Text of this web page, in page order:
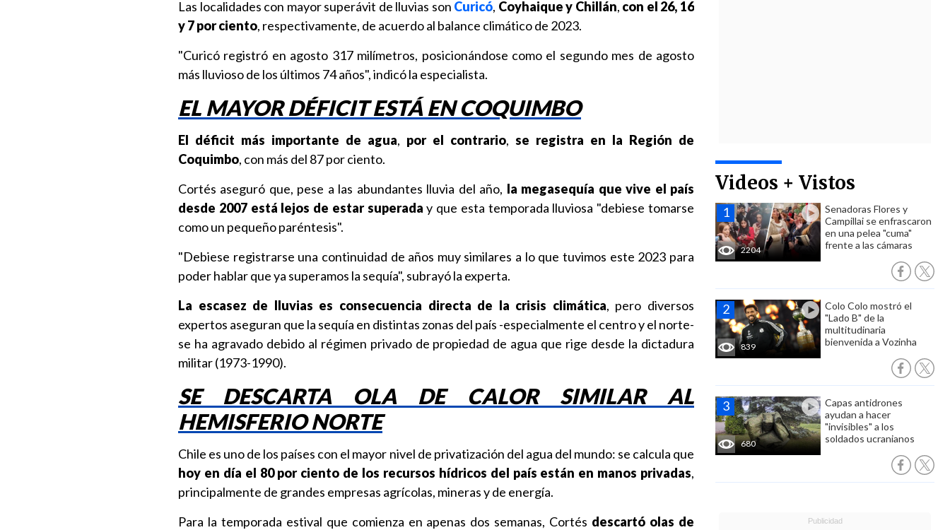
Videos + Vistos
2204
Senadoras Flores y
Campillai se enfrascaron
en una pelea "cuma"
frente a las cámaras
839
Colo Colo mostró el
"Lado B" de la
multitudinaria
bienvenida a Vozinha
680
Capas antidrones
ayudan a hacer
"invisibles" a los
soldados ucranianos
Las localidades con mayor superávit de lluvias son Curicó, Coyhaique y Chillán, con el 26, 16
y 7 por ciento, respectivamente, de acuerdo al balance climático de 2023.
"Curicó registró en agosto 317 milímetros, posicionándose como el segundo mes de agosto
más lluvioso de los últimos 74 años", indicó la especialista.
EL MAYOR DÉFICIT ESTÁ EN COQUIMBO
El déficit más importante de agua, por el contrario, se registra en la Región de
Coquimbo, con más del 87 por ciento.
Cortés aseguró que, pese a las abundantes lluvia del año, la megasequía que vive el país
desde 2007 está lejos de estar superada y que esta temporada lluviosa "debiese tomarse
como un pequeño paréntesis".
"Debiese registrarse una continuidad de años muy similares a lo que tuvimos este 2023 para
poder hablar que ya superamos la sequía", subrayó la experta.
La escasez de lluvias es consecuencia directa de la crisis climática, pero diversos
expertos aseguran que la sequía en distintas zonas del país -especialmente el centro y el norte-
se ha agravado debido al régimen privado de propiedad de agua que rige desde la dictadura
militar (1973-1990).
SE DESCARTA OLA DE CALOR SIMILAR AL
HEMISFERIO NORTE
Chile es uno de los países con el mayor nivel de privatización del agua del mundo: se calcula que
hoy en día el 80 por ciento de los recursos hídricos del país están en manos privadas,
principalmente de grandes empresas agrícolas, mineras y de energía.
Para la temporada estival que comienza en apenas dos semanas, Cortés descartó olas de